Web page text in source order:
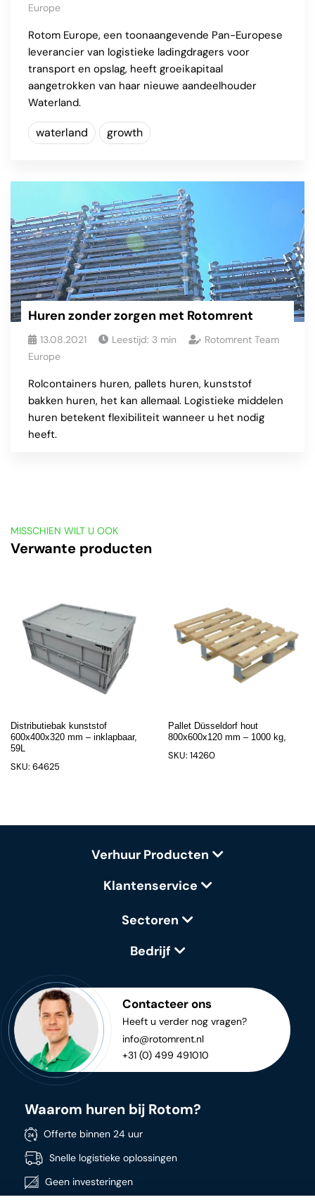
Europe
Rotom Europe, een toonaangevende Pan-Europese
leverancier van logistieke ladingdragers voor
transport en opslag, heeft groeikapitaal
aangetrokken van haar nieuwe aandeelhouder
Waterland.
waterland growth
Huren zonder zorgen met Rotomrent
13.08.2021 Leestijd: 3 min
Rotomrent Team
Europe
Rolcontainers huren, pallets huren, kunststof
bakken huren, het kan allemaal. Logistieke middelen
huren betekent flexibiliteit wanneer u het nodig
heeft.
MISSCHIEN WILT U OOK
Verwante producten
Distributiebak kunststof
600x400x320 mm – inklapbaar,
59L
SKU: 64625
Pallet Düsseldorf hout
800x600x120 mm – 1000 kg,
SKU: 14260
Verhuur Producten
Klantenservice
Sectoren
Bedrijf
Contacteer ons
Heeft u verder nog vragen?
info@rotomrent.nl
+31 (0) 499 491010
Waarom huren bij Rotom?
Offerte binnen 24 uur
Snelle logistieke oplossingen
Geen investeringen